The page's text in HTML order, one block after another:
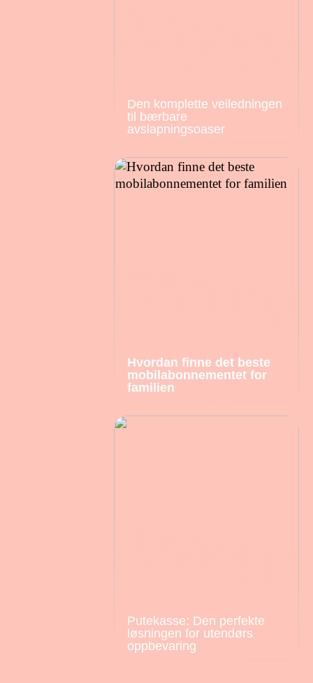
Den komplette veiledningen
til bærbare
avslapningsoaser
Hvordan finne det beste
mobilabonnementet for
familien
Putekasse: Den perfekte
løsningen for utendørs
oppbevaring